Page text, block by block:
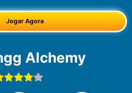
Jogar Agora
Alchemy